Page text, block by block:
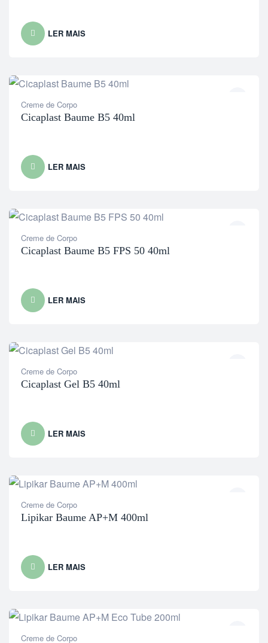
LER MAIS
Creme de Corpo
Cicaplast Baume B5 40ml
LER MAIS
Creme de Corpo
Cicaplast Baume B5 FPS 50 40ml
LER MAIS
Creme de Corpo
Cicaplast Gel B5 40ml
LER MAIS
Creme de Corpo
Lipikar Baume AP+M 400ml
LER MAIS
Creme de Corpo